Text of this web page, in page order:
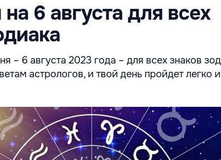
6 августа для всех
– 6 августа 2023 года – для всех знаков
астрологов, и твой день пройдет легко и